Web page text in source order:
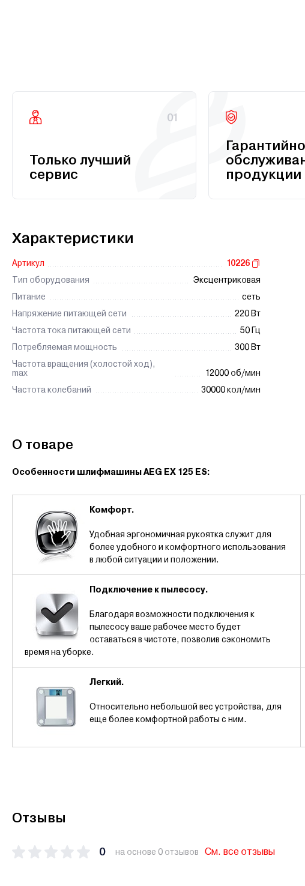
01
Только лучший
сервис
продукции
Характеристики
Артикул
10226
Тип оборудования
Эксцентриковая
Питание
сеть
Напряжение питающей сети
220 Вт
Частота тока питающей сети
50 Гц
Потребляемая мощность
300 Вт
Частота вращения (холостой ход),
max
12000 об/мин
Частота колебаний
30000 кол/мин
О товаре
Особенности шлифмашины AEG EX 125 ES:
Комфорт.
Удобная эргономичная рукоятка служит для
более удобного и комфортного использования
в любой ситуации и положении.
Подключение к пылесосу.
Благодаря возможности подключения к
пылесосу ваше рабочее место будет
оставаться в чистоте, позволив сэкономить
время на уборке.
Легкий.
Относительно небольшой вес устройства, для
еще более комфортной работы с ним.
Отзывы
0 на основе 0 отзывов См. все отзывы